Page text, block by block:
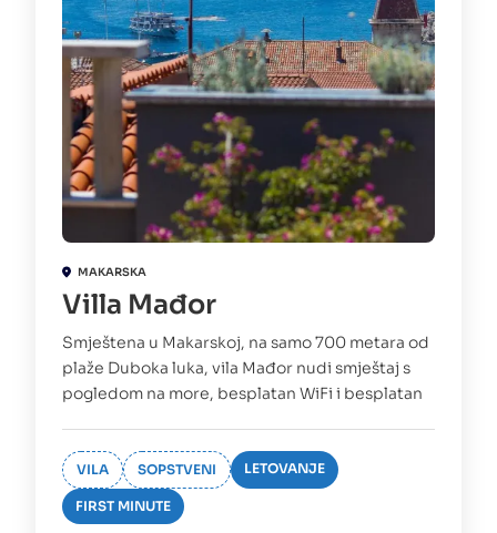
MAKARSKA
Villa Mađor
Smještena u Makarskoj, na samo 700 metara od
plaže Duboka luka, vila Mađor nudi smještaj s
pogledom na more, besplatan WiFi i besplatan
VILA SOPSTVENI LETOVANJE
FIRST MINUTE